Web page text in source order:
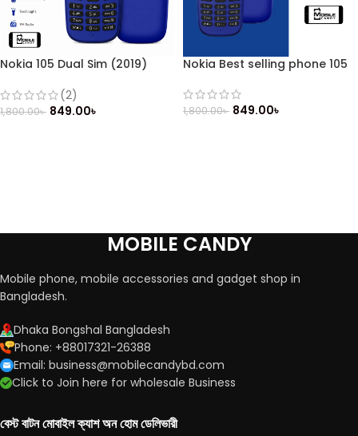
Nokia 105 Dual Sim (2019)
(2)
1,800.00৳ 849.00৳
Nokia Best selling phone 105
1,800.00৳ 849.00৳
MOBILE CANDY
Mobile phone, mobile accessories and gadget shop in
Bangladesh.
Dhaka Bongshal Bangladesh
Phone: +88017321-26388
Email: business@mobilecandybd.com
Click to Join here for wholesale Business
বেস্ট বাটন মোবাইল ক্যাশ অন হোম ডেলিভারী